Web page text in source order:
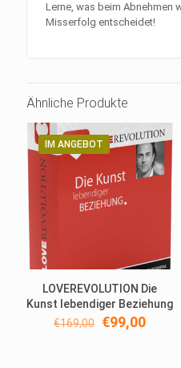
Lerne, was beim Abnehmen
Misserfolg entscheidet!
Ähnliche Produkte
IM ANGEBOT
LOVEREVOLUTION Die
Kunst lebendiger Beziehung
€169,00 €99,00